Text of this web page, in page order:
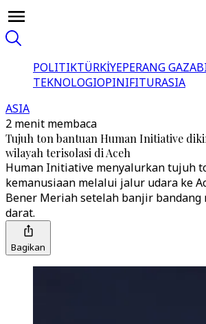
POLITIKTÜRKİYEPERANG GAZA
TEKNOLOGIOPINIFITURASIA
ASIA
2 menit membaca
Tujuh ton bantuan Human Initiative
wilayah terisolasi di Aceh
Human Initiative menyalurkan tujuh
kemanusiaan melalui jalur udara ke
Bener Meriah setelah banjir bandang
darat.
Bagikan